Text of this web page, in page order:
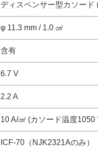
ディスペンサー型カソー
φ 11.3 mm / 1.0 ㎠
含有
6.7 V
2.2 A
10 A/㎠ (カソード温度1050
ICF-70（NJK2321Aのみ）